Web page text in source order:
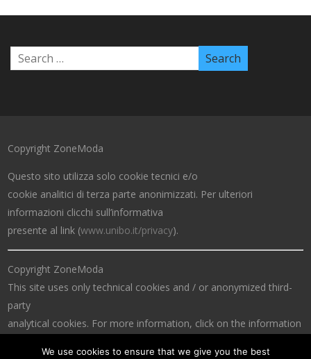
Copyright ZoneModa
Questo sito utilizza solo cookie tecnici e/o
cookie analitici di terza parte anonimizzati. Per ulteriori
informazioni clicchi sull’informativa
presente al link (www.unibo.it/privacy).
Copyright ZoneModa
This site uses only technical cookies and / or anonymized third-
party
analytical cookies. For more information, click on the information
We use cookies to ensure that we give you the best